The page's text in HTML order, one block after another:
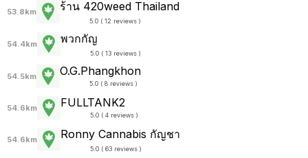
53.8km ร้าน 420weed Thailand
5.0 ( 12 reviews )
54.4km พวกกัญ
5.0 ( 13 reviews )
54.5km O.G.Phangkhon
5.0 ( 8 reviews )
54.6km FULLTANK2
5.0 ( 4 reviews )
54.6km Ronny Cannabis กัญชา
5.0 ( 63 reviews )